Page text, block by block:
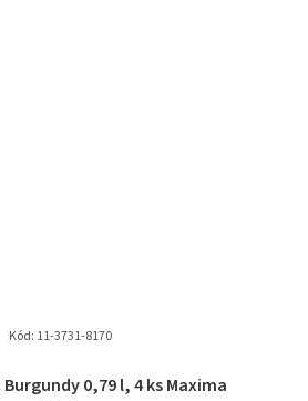
0,79 l, 4 ks Maxima
Kód: 11-3731-8170